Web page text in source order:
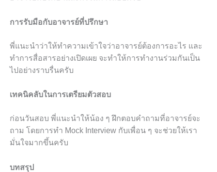
การรับมือกับอาจารย์ที่ปรึกษา
พี่แนะนำว่าให้ทำความเข้าใจว่าอาจารย์ต้องการอะไร และ
ทำการสื่อสารอย่างเปิดเผย จะทำให้การทำงานร่วมกันเป็น
ไปอย่างราบรื่นครับ
เทคนิคลับในการเตรียมตัวสอบ
ก่อนวันสอบ พี่แนะนำให้น้อง ๆ ฝึกตอบคำถามที่อาจารย์จะ
ถาม โดยการทำ Mock Interview กับเพื่อน ๆ จะช่วยให้เรา
มั่นใจมากขึ้นครับ
บทสรุป